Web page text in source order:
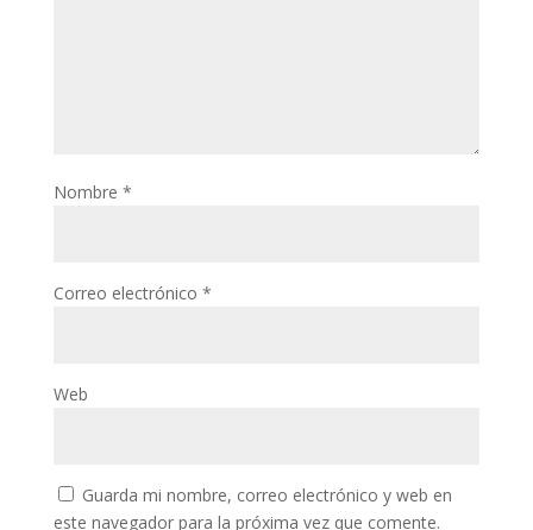
Nombre *
Correo electrónico *
Web
Guarda mi nombre, correo electrónico y web en
este navegador para la próxima vez que comente.